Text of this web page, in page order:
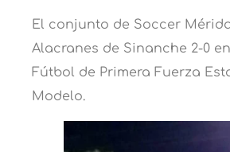
El conjunto de Soccer
Alacranes de Sinanche 2-0
Fútbol de Primera Fuerza
Modelo.